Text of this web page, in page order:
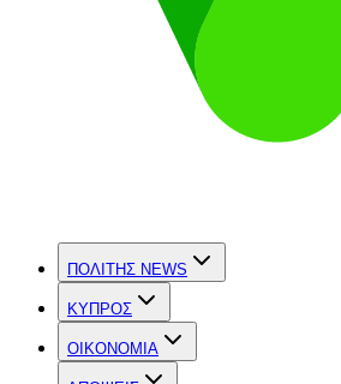
ΠΟΛΙΤΗΣ NEWS
ΚΥΠΡΟΣ
OIKONOMIA